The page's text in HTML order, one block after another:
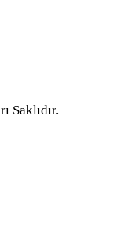
Saklıdır.